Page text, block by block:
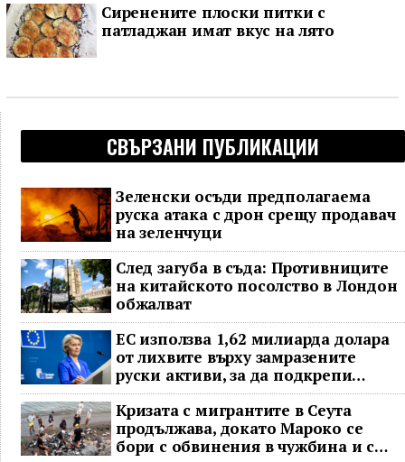
Сиренените плоски питки с
патладжан имат вкус на лято
СВЪРЗАНИ ПУБЛИКАЦИИ
Зеленски осъди предполагаема
руска атака с дрон срещу продавач
на зеленчуци
След загуба в съда: Противниците
на китайското посолство в Лондон
обжалват
ЕС използва 1,62 милиарда долара
от лихвите върху замразените
руски активи, за да подкрепи
Украйна
Кризата с мигрантите в Сеута
продължава, докато Мароко се
бори с обвинения в чужбина и с